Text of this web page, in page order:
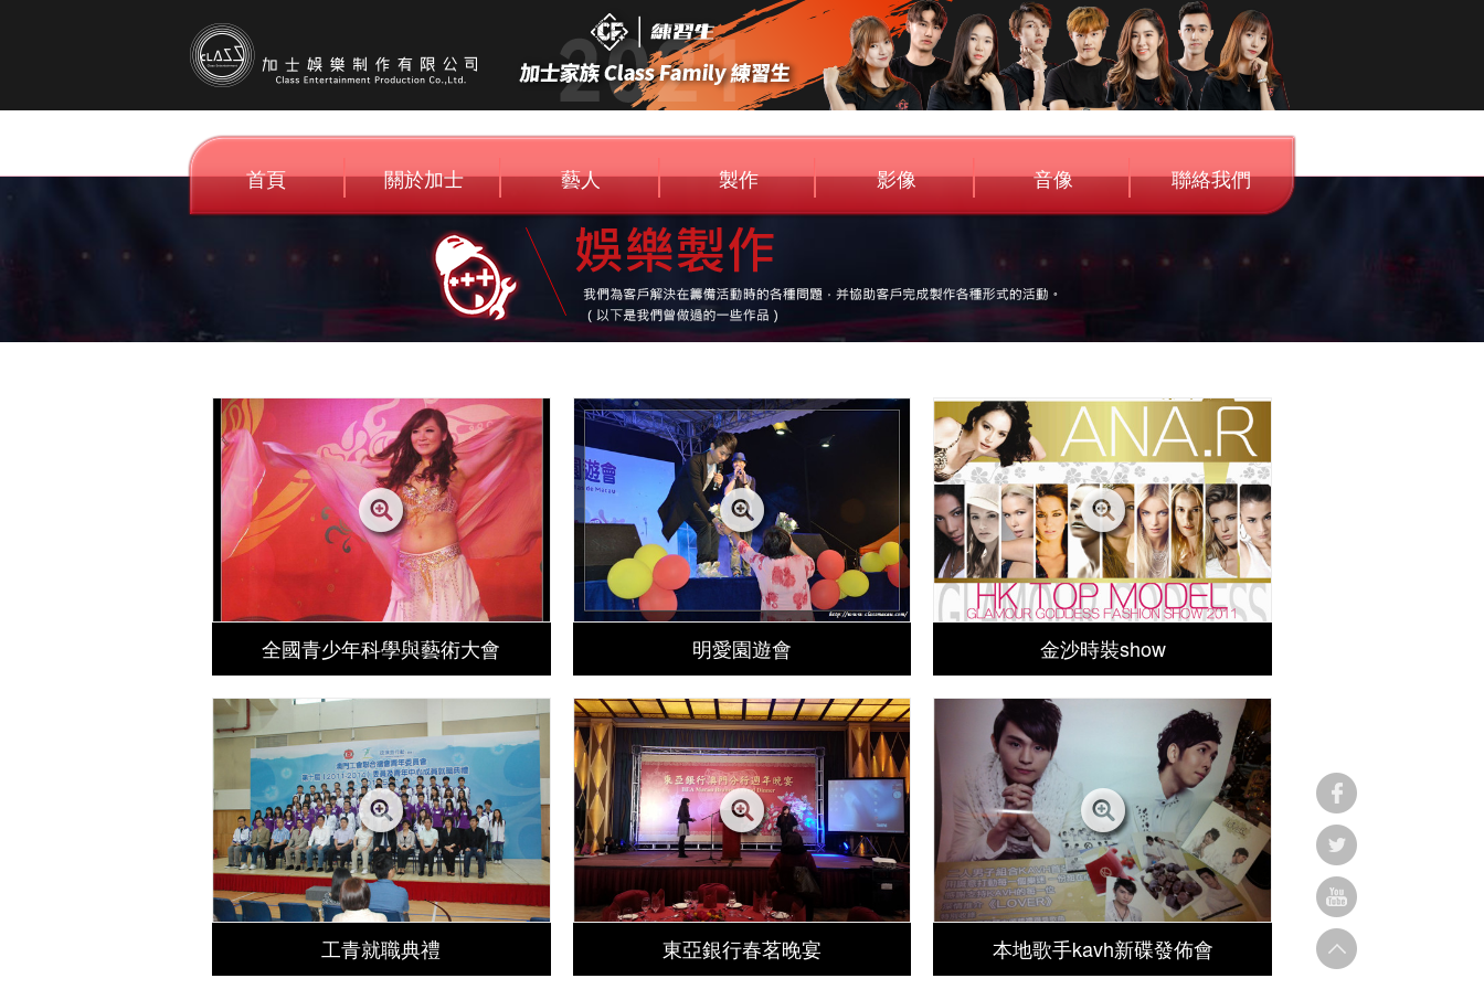
首頁
Home
關於加士
About C.E
藝人
Artist
製作
Entertainment
影像 音像
Audio
聯絡我們
Contact Us
全國青少年科學與藝術大會 明愛園遊會 金沙時裝show
工青就職典禮 東亞銀行春茗晚宴 本地歌手kavh新碟發佈會